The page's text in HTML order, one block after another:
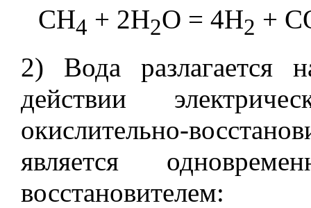
CH4 + 2H2O = 4H2 +
2) Вода разлагается
действии
окислительно-
является
восстановителем: